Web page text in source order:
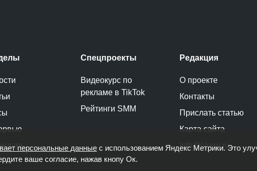
Спецпроекты
Видеокурс по
рекламе в TikTok
Рейтинги SMM
Редакция
О проекте
Контакты
Прислать статью
Карта сайта
Info@likeni.ru
персональные данные с использованием Яндекс Метрики. Это
ваше согласие, нажав кнопу Ок.